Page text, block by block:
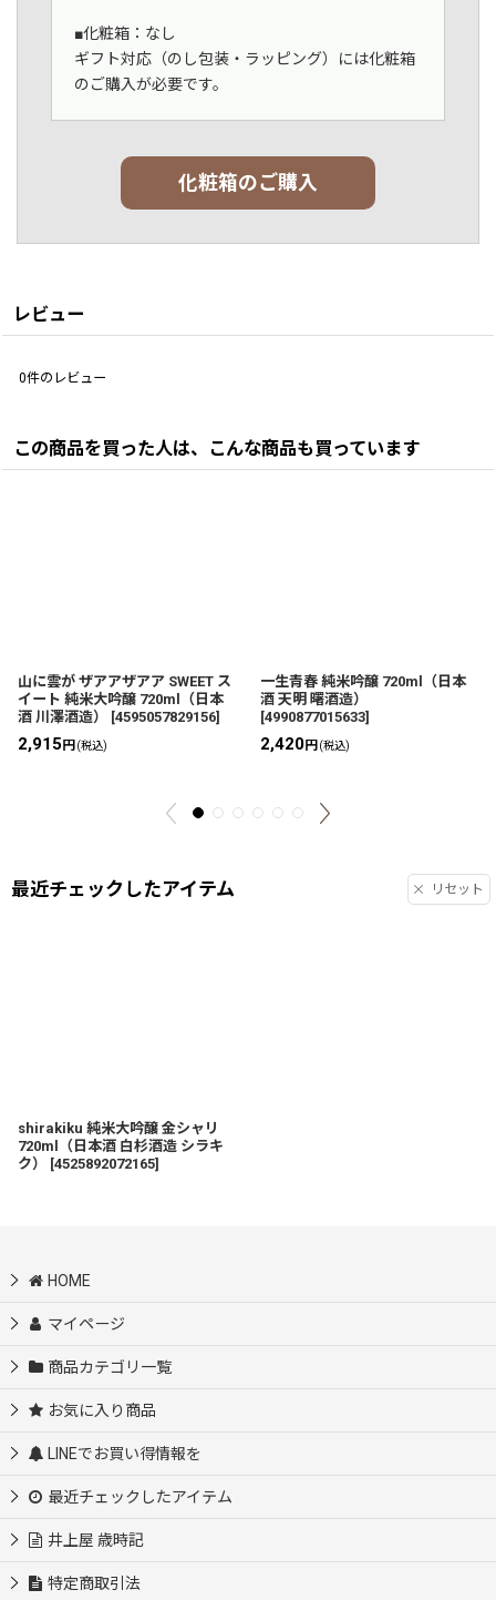
■化粧箱：なし
ギフト対応（のし包装・ラッピング）には化粧箱
のご購入が必要です。
化粧箱のご購入
レビュー
0件のレビュー
この商品を買った人は、こんな商品も買っています
山に雲が ザアアザアア SWEET ス
イート 純米大吟醸 720ml（日本
酒 川澤酒造）
[4595057829156]
2,915 円 (税込)
一生青春 純米吟醸 720ml（日本
酒 天明 曙酒造）
[4990877015633]
2,420円 (税込)
最近チェックしたアイテム リセット
shirakiku 純米大吟醸 金シャリ
720ml（日本酒 白杉酒造 シラキ
ク）
[4525892072165]
HOME
マイページ
商品カテゴリ一覧
お気に入り商品
LINEでお買い得情報を
最近チェックしたアイテム
井上屋 歳時記
特定商取引法